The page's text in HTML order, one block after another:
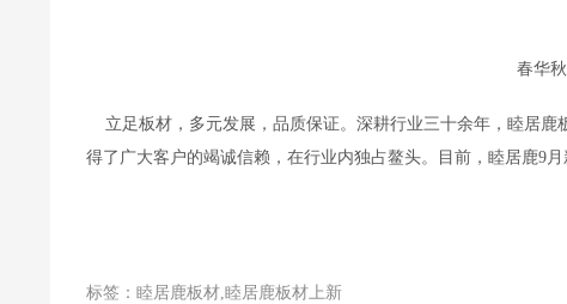
春华
立足板材，多元发展，品质保证。深耕行业三十余年，睦居鹿
得了广大客户的竭诚信赖，在行业内独占鳌头。目前，睦居鹿9
标签：睦居鹿板材,睦居鹿板材上新